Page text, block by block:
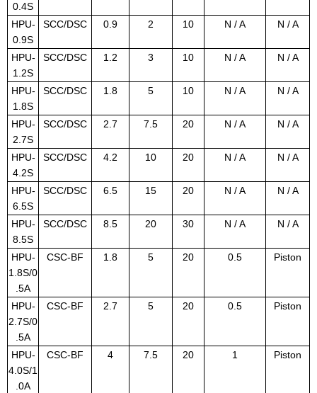
0.4S
HPU-
0.9S
SCC/DSC 0.9 2 10 N / A N / A
HPU-
1.2S
SCC/DSC 1.2 3 10 N / A N / A
HPU-
1.8S
SCC/DSC 1.8 5 10 N / A N / A
HPU-
2.7S
SCC/DSC 2.7 7.5 20 N / A N / A
HPU-
4.2S
SCC/DSC 4.2 10 20 N / A N / A
HPU-
6.5S
SCC/DSC 6.5 15 20 N / A N / A
HPU-
8.5S
SCC/DSC 8.5 20 30 N / A N / A
HPU-
1.8S/0
.5A
CSC-BF 1.8 5 20 0.5 Piston
HPU-
2.7S/0
.5A
CSC-BF 2.7 5 20 0.5 Piston
HPU-
4.0S/1
.0A
CSC-BF 4 7.5 20 1 Piston